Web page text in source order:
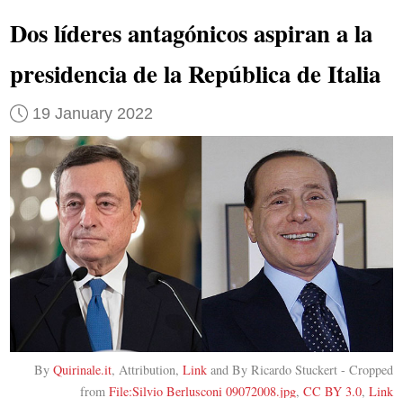
Dos líderes antagónicos aspiran a la
presidencia de la República de Italia
19 January 2022
ByQuirinale.it, Attribution,Link and By Ricardo Stuckert - Cropped
fromFile:Silvio Berlusconi 09072008.jpg,CC BY 3.0,Link